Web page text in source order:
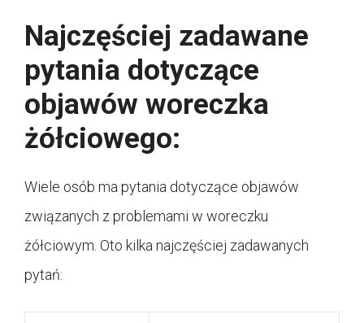
Najczęściej zadawane
pytania dotyczące
objawów woreczka
żółciowego:
Wiele osób ma pytania dotyczące objawów
związanych z problemami w woreczku
żółciowym. Oto kilka najczęściej zadawanych
pytań: